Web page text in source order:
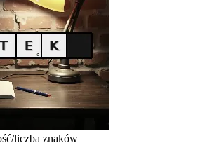
liczba znaków